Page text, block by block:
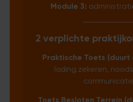
Module 3:
2 verplichte
Praktische Toets (duurt
lading zekeren,
Toets Besloten Terrein